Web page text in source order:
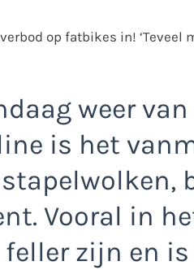
op fatbikes in! ‘Teveel
weer
is het
Vooral in
zijn en is